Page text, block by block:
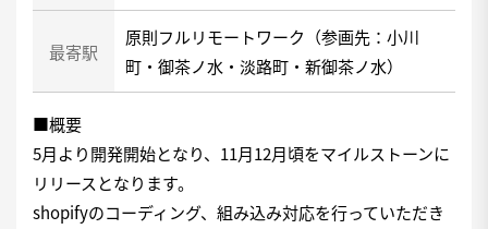
最寄駅
原則フルリモートワーク（参画先：小川
町・御茶ノ水・淡路町・新御茶ノ水）
■概要
5月より開発開始となり、11月12月頃をマイルストーンに
リリースとなります。
shopifyのコーディング、組み込み対応を行っていただき